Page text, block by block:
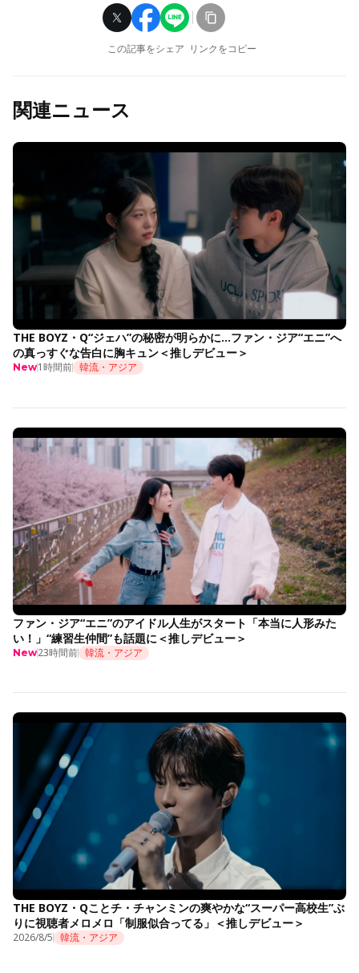
この記事をシェア リンクをコピー
関連ニュース
THE BOYZ・Q“ジェハ”の秘密が明らかに…ファン・ジア“エニ”へ
の真っすぐな告白に胸キュン＜推しデビュー＞
New1時間前 韓流・アジア
ファン・ジア“エニ”のアイドル人生がスタート「本当に人形みた
い！」“練習生仲間”も話題に＜推しデビュー＞
New23時間前 韓流・アジア
THE BOYZ・Qことチ・チャンミンの爽やかな“スーパー高校生”ぶ
りに視聴者メロメロ「制服似合ってる」＜推しデビュー＞
2026/8/5 韓流・アジア